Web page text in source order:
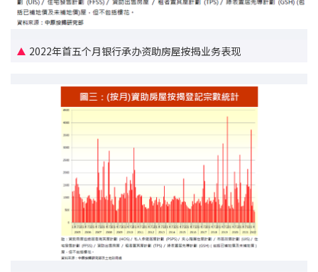
公司动态
按市新闻
统计数据库
按揭快趣智识
实时银行资讯
2022年首五个月银行承办资助房屋按揭业务表现